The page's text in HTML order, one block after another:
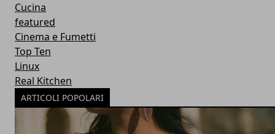
Cucina
featured
Cinema e Fumetti
Top Ten
Linux
Real Kitchen
ARTICOLI POPOLARI